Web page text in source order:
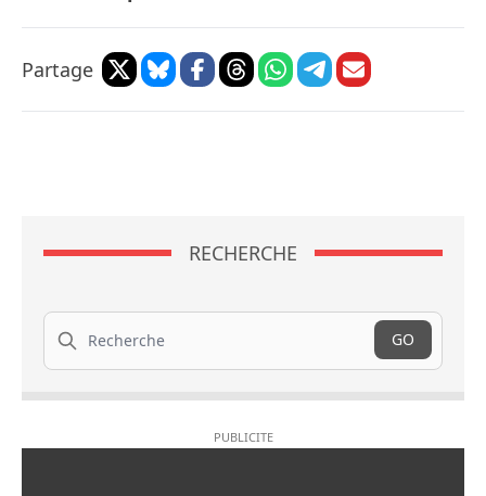
Partage
RECHERCHE
Recherche
GO